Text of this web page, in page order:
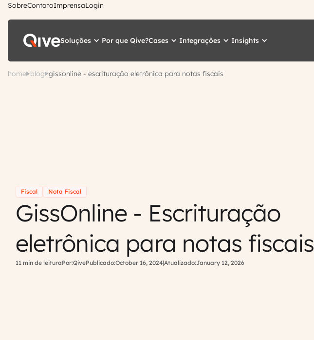
SobreContatoImprensaLogin
Soluções Por que Qive?Cases Integrações Insights
home blog gissonline - escrituração eletrônica para notas fiscais
Fiscal Nota Fiscal
GissOnline - Escrituração
eletrônica para notas fiscais
11 min de leituraPor:QivePublicado:October 16, 2024|Atualizado:January 12, 2026